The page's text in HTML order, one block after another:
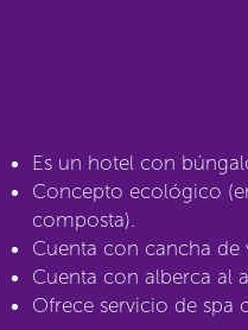
Es un hotel con
Concepto ecológico
composta).
Cuenta con cancha
Cuenta con alberca al
Ofrece servicio de spa